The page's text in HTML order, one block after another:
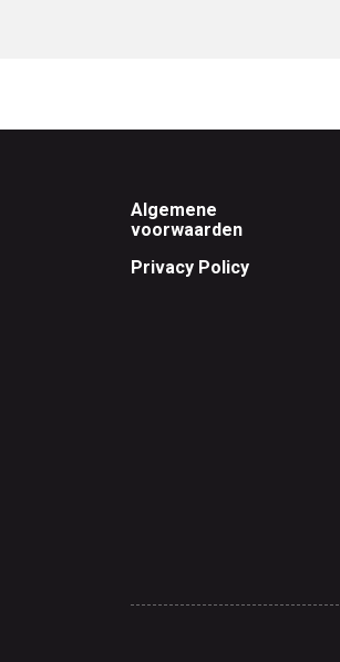
Footer
Algemene
voorwaarden
Privacy Policy